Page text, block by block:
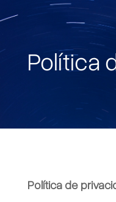
Política
Política de